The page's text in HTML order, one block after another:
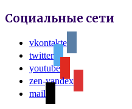
Социальные сети
vkontakte
twitter
youtube
zen-yandex
mail